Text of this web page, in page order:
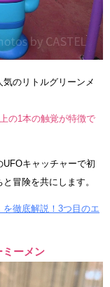
のリトルグリーンメ
の1本の触覚が特徴で
キャッチャーで初
冒険を共にします。
を徹底解説！3つ目のエ
ーメン